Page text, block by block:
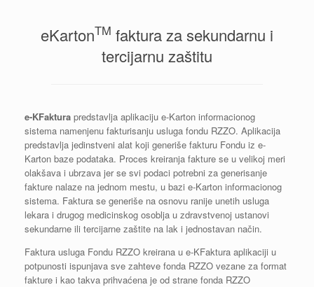
eKartonTM faktura za sekundarnu i
tercijarnu zaštitu
e-KFaktura predstavlja aplikaciju e-Karton informacionog
sistema namenjenu fakturisanju usluga fondu RZZO. Aplikacija
predstavlja jedinstveni alat koji generiše fakturu Fondu iz e-
Karton baze podataka. Proces kreiranja fakture se u velikoj meri
olakšava i ubrzava jer se svi podaci potrebni za generisanje
fakture nalaze na jednom mestu, u bazi e-Karton informacionog
sistema. Faktura se generiše na osnovu ranije unetih usluga
lekara i drugog medicinskog osoblja u zdravstvenoj ustanovi
sekundarne ili tercijarne zaštite na lak i jednostavan način.
Faktura usluga Fondu RZZO kreirana u e-KFaktura aplikaciji u
potpunosti ispunjava sve zahteve fonda RZZO vezane za format
fakture i kao takva prihvaćena je od strane fonda RZZO